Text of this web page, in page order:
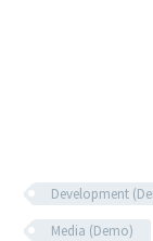
Development
Media (Demo)